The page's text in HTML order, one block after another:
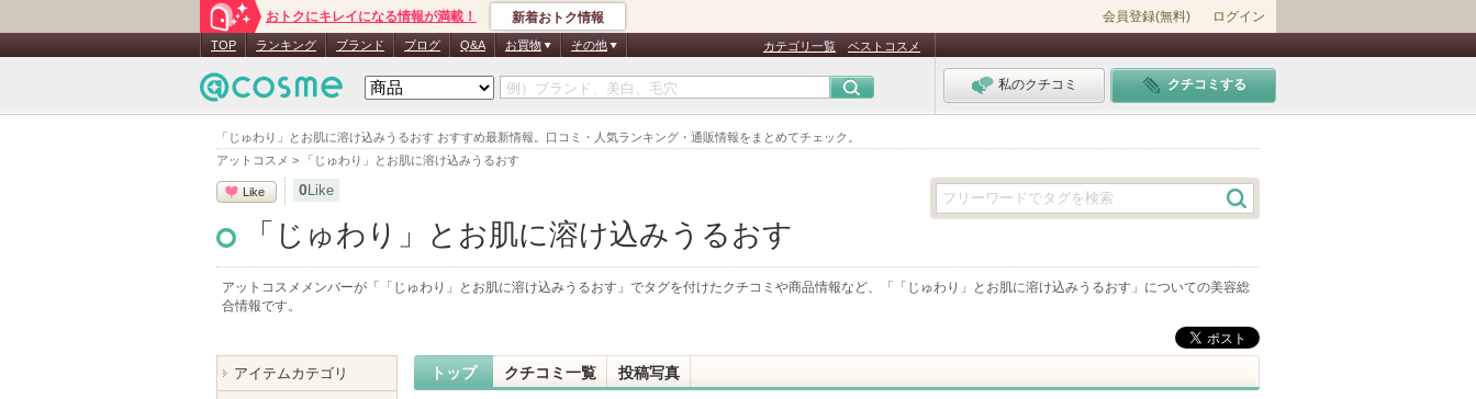
「じゅわり」とお肌に溶け込みうるおす おすすめ最新情報。口コミ・人気ランキング・通販情報をまとめてチェック。
アットコスメ > 「じゅわり」とお肌に溶け込みうるおす
おトクにキレイになる情報が満載！ 新着おトク情報 会員登録(無料) ログイン
TOP ランキング ブランド ブログ Q&A お買物 その他 カテゴリ一覧 ベストコスメ
私のクチコミ クチコミする
Like 0Like
「じゅわり」とお肌に溶け込みうるおす
アットコスメメンバーが「 「じゅわり」とお肌に溶け込みうるおす 」でタグを付けたクチコミや商品情報など、「 「じゅわり」とお肌に溶け込みうるおす 」についての美容総
合情報です。
トップ クチコミ一覧 投稿写真
アイテムカテゴリ